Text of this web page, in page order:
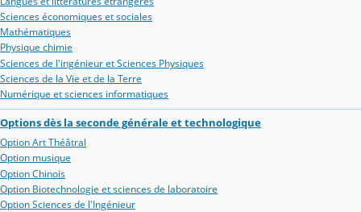
Sciences économiques et sociales
Mathématiques
Physique chimie
Sciences de l'ingénieur et Sciences Physiques
Sciences de la Vie et de la Terre
Numérique et sciences informatiques
Options dès la seconde générale et technologique
Option Art Théâtral
Option musique
Option Chinois
Option Biotechnologie et sciences de laboratoire
Option Sciences de l'Ingénieur